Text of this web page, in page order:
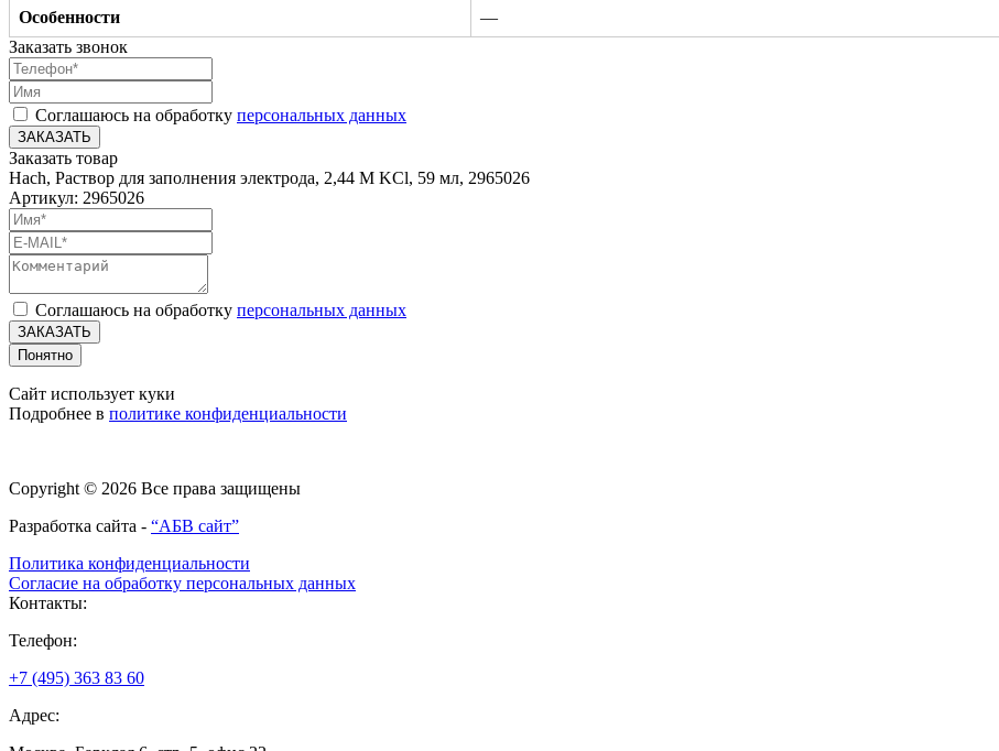
Особенности
—
Заказать звонок
Соглашаюсь на обработку персональных данных
ЗАКАЗАТЬ
Заказать товар
Hach, Раствор для заполнения электрода, 2,44 M KCl, 59 мл, 2965026
Артикул: 2965026
Соглашаюсь на обработку персональных данных
ЗАКАЗАТЬ
Понятно
Сайт использует куки
Подробнее в политике конфиденциальности
Copyright © 2026 Все права защищены
Разработка сайта - “АБВ сайт”
Политика конфиденциальности
Согласие на обработку персональных данных
Контакты:
Телефон:
+7 (495) 363 83 60
Адрес: